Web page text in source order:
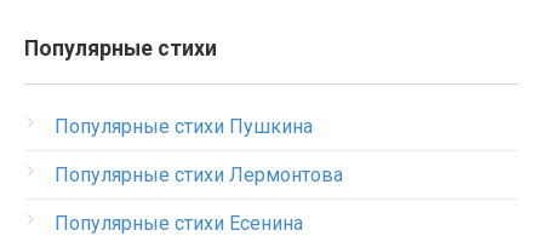
Популярные стихи
Популярные стихи Пушкина
Популярные стихи Лермонтова
Популярные стихи Есенина